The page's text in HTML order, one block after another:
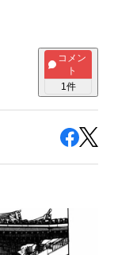
コメン
ト
1件